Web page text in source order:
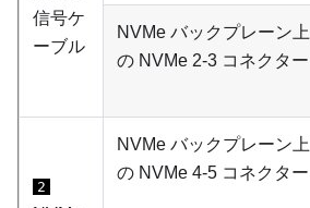
信号ケ
ーブル
NVMe バックプレーン上
の NVMe 2-3 コネクター
2
NVMe バックプレーン上
の NVMe 4-5 コネクター